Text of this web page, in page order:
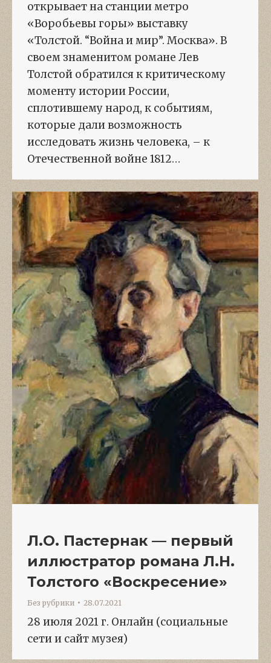
открывает на станции метро
«Воробьевы горы» выставку
«Толстой. “Война и мир”. Москва». В
своем знаменитом романе Лев
Толстой обратился к критическому
моменту истории России,
сплотившему народ, к событиям,
которые дали возможность
исследовать жизнь человека, – к
Отечественной войне 1812…
Л.О. Пастернак — первый
иллюстратор романа Л.Н.
Толстого «Воскресение»
Без рубрики 28.07.2021
28 июля 2021 г. Онлайн (социальные
сети и сайт музея)